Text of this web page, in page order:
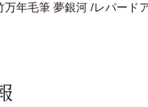
万年毛筆 夢銀河 /レパー